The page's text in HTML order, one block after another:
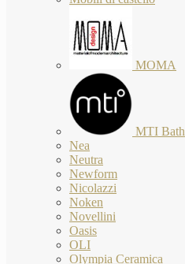
MOMA
MTI Bath
Nea
Neutra
Newform
Nicolazzi
Noken
Novellini
Oasis
OLI
Olympia Ceramica